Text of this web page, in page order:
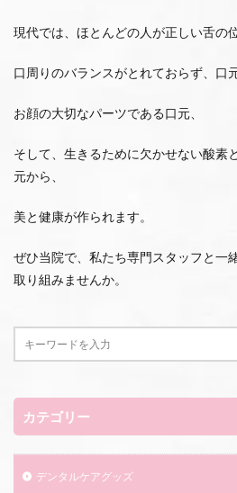
現代では、ほとんどの人が正しい舌の位
口周りのバランスがとれておらず、口
お顔の大切なパーツである口元、
そして、生きるために欠かせない酸素
元から、
美と健康が作られます。
ぜひ当院で、私たち専門スタッフと一
取り組みませんか。
カテゴリー
デンタルケアグッズ